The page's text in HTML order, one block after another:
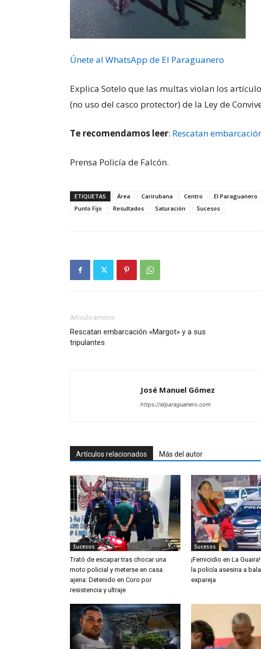
Únete al WhatsApp de El Paraguanero
Explica Sotelo que las multas violan los
(no uso del casco protector) de la Ley de
Te recomendamos leer: Rescatan
Prensa Policía de Falcón.
ETIQUETAS Área Carirubana Centro El Paraguanero
Punto Fijo
Resultados Saturación Sucesos
Artículo anterior
Rescatan embarcación «Margot» y a sus
tripulantes
José Manuel Gómez
https://elparaguanero.com
Artículos relacionados Más del autor
Sucesos
Trató de escapar tras chocar una
moto policial y meterse en casa
ajena: Detenido en Coro por
resistencia y ultraje
Sucesos
¡Femicidio en La
la policía asesina a
expareja